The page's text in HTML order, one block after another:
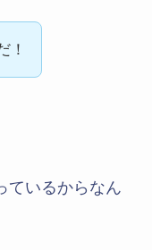
！
ているからなん